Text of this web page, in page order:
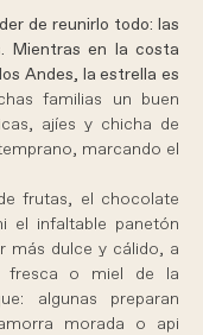
de reunirlo todo: las
Mientras en la costa
Andes, la estrella es
familias un buen
ajíes y chicha de
marcando el
frutas, el chocolate
el infaltable panetón
más dulce y cálido, a
fresca o miel de la
algunas preparan
morada o api